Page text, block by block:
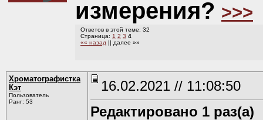
измерения? >>>
Ответов в этой теме: 32
Страница: 1 2 3 4
«« назад || далее »»
Хроматографистка
Кэт
Пользователь
Ранг: 53
16.02.2021 // 11:08:50
Редактировано 1 раз(а)